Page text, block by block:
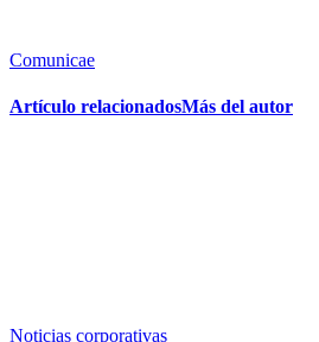
Comunicae
Artículo relacionadosMás del autor
Noticias corporativas